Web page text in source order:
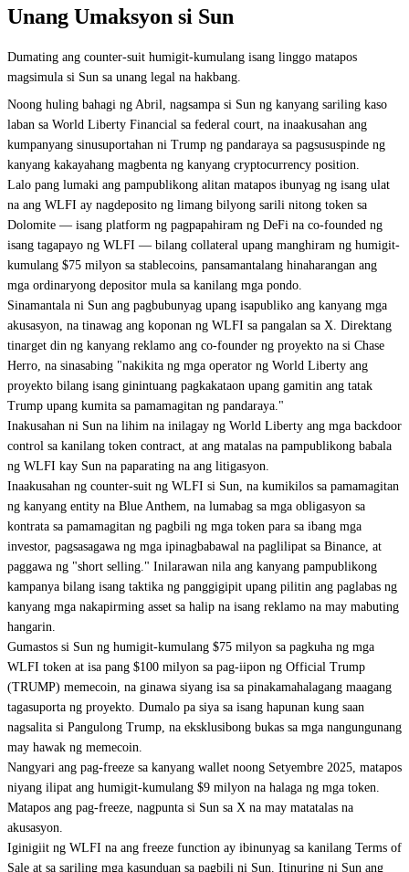
Unang Umaksyon si Sun
Dumating ang counter-suit humigit-kumulang isang linggo matapos
magsimula si Sun sa unang legal na hakbang.
Noong huling bahagi ng Abril, nagsampa si Sun ng kanyang sariling kaso
laban sa World Liberty Financial sa federal court, na inaakusahan ang
kumpanyang sinusuportahan ni Trump ng pandaraya sa pagsususpinde ng
kanyang kakayahang magbenta ng kanyang cryptocurrency position.
Lalo pang lumaki ang pampublikong alitan matapos ibunyag ng isang ulat
na ang WLFI ay nagdeposito ng limang bilyong sarili nitong token sa
Dolomite — isang platform ng pagpapahiram ng DeFi na co-founded ng
isang tagapayo ng WLFI — bilang collateral upang manghiram ng humigit-
kumulang $75 milyon sa stablecoins, pansamantalang hinaharangan ang
mga ordinaryong depositor mula sa kanilang mga pondo.
Sinamantala ni Sun ang pagbubunyag upang isapubliko ang kanyang mga
akusasyon, na tinawag ang koponan ng WLFI sa pangalan sa X. Direktang
tinarget din ng kanyang reklamo ang co-founder ng proyekto na si Chase
Herro, na sinasabing "nakikita ng mga operator ng World Liberty ang
proyekto bilang isang ginintuang pagkakataon upang gamitin ang tatak
Trump upang kumita sa pamamagitan ng pandaraya."
Inakusahan ni Sun na lihim na inilagay ng World Liberty ang mga backdoor
control sa kanilang token contract, at ang matalas na pampublikong babala
ng WLFI kay Sun na paparating na ang litigasyon.
Inaakusahan ng counter-suit ng WLFI si Sun, na kumikilos sa pamamagitan
ng kanyang entity na Blue Anthem, na lumabag sa mga obligasyon sa
kontrata sa pamamagitan ng pagbili ng mga token para sa ibang mga
investor, pagsasagawa ng mga ipinagbabawal na paglilipat sa Binance, at
paggawa ng "short selling." Inilarawan nila ang kanyang pampublikong
kampanya bilang isang taktika ng panggigipit upang pilitin ang paglabas ng
kanyang mga nakapirming asset sa halip na isang reklamo na may mabuting
hangarin.
Gumastos si Sun ng humigit-kumulang $75 milyon sa pagkuha ng mga
WLFI token at isa pang $100 milyon sa pag-iipon ng Official Trump
(TRUMP) memecoin, na ginawa siyang isa sa pinakamahalagang maagang
tagasuporta ng proyekto. Dumalo pa siya sa isang hapunan kung saan
nagsalita si Pangulong Trump, na eksklusibong bukas sa mga nangungunang
may hawak ng memecoin.
Nangyari ang pag-freeze sa kanyang wallet noong Setyembre 2025, matapos
niyang ilipat ang humigit-kumulang $9 milyon na halaga ng mga token.
Matapos ang pag-freeze, nagpunta si Sun sa X na may matatalas na
akusasyon.
Iginigiit ng WLFI na ang freeze function ay ibinunyag sa kanilang Terms of
Sale at sa sariling mga kasunduan sa pagbili ni Sun. Itinuring ni Sun ang